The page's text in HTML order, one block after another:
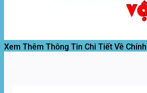
Xem Thêm Thông Tin Chi Tiết Về